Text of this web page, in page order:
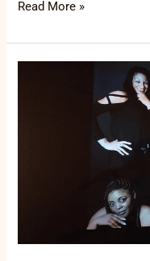
Read More »
empowerment